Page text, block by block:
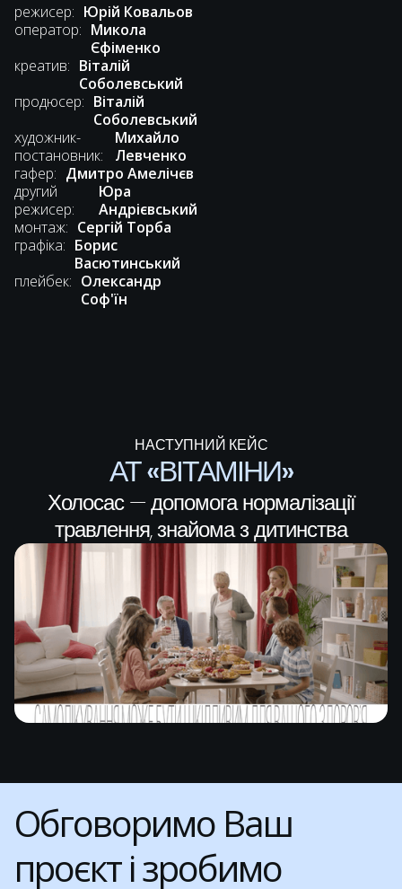
режисер: Юрій Ковальов
оператор: Микола
Єфіменко
креатив: Віталій
Соболевський
продюсер: Віталій
Соболевський
художник-
постановник:
Михайло
Левченко
гафер: Дмитро Амелічєв
другий
режисер:
Юра
Андрієвський
монтаж: Сергій Торба
графіка: Борис
Васютинський
плейбек: Олександр
Соф'їн
НАСТУПНИЙ КЕЙС
АТ «ВІТАМІНИ»
Холосас — допомога нормалізації
травлення, знайома з дитинства
Обговоримо Ваш
проєкт і зробимо